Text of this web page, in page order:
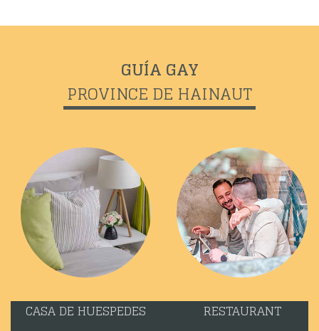
GUÍA GAY
PROVINCE DE HAINAUT
CASA DE HUESPEDES RESTAURANT